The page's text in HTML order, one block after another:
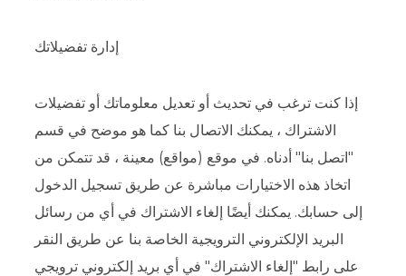
إدارة تفضيلاتك
إذا كنت ترغب في تحديث أو تعديل معلوماتك أو تفضيلات
الاشتراك ، يمكنك الاتصال بنا كما هو موضح في قسم
"اتصل بنا" أدناه. في موقع (مواقع) معينة ، قد تتمكن من
اتخاذ هذه الاختيارات مباشرة عن طريق تسجيل الدخول
إلى حسابك. يمكنك أيضًا إلغاء الاشتراك في أي من رسائل
البريد الإلكتروني الترويجية الخاصة بنا عن طريق النقر
على رابط "إلغاء الاشتراك" في أي بريد إلكتروني ترويجي